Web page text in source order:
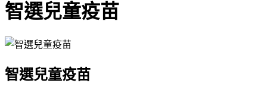
智選兒童疫苗
智選兒童疫苗